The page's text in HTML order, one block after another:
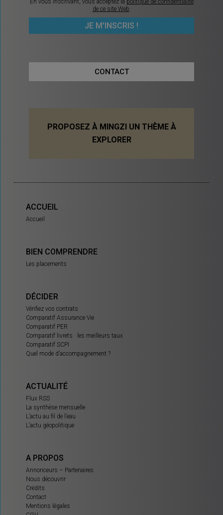
En vous inscrivant, vous acceptez la politique de confidentialité
de ce site Web.
CONTACT
PROPOSEZ À MINGZI UN THÈME À
EXPLORER
ACCUEIL
Accueil
BIEN COMPRENDRE
Les placements
DÉCIDER
Vérifiez vos contrats
Comparatif Assurance Vie
Comparatif PER
Comparatif livrets : les meilleurs taux
Comparatif SCPI
Quel mode d’accompagnement ?
ACTUALITÉ
Flux RSS
La synthèse mensuelle
L’actu au fil de l’eau
L’actu géopolitique
A PROPOS
Annonceurs – Partenaires
Nous découvrir
Crédits
Contact
Mentions légales